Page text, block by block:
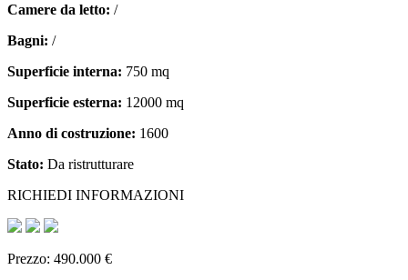
Camere da letto: /
Bagni: /
Superficie interna: 750 mq
Superficie esterna: 12000 mq
Anno di costruzione: 1600
Stato: Da ristrutturare
RICHIEDI INFORMAZIONI
Prezzo: 490.000 €